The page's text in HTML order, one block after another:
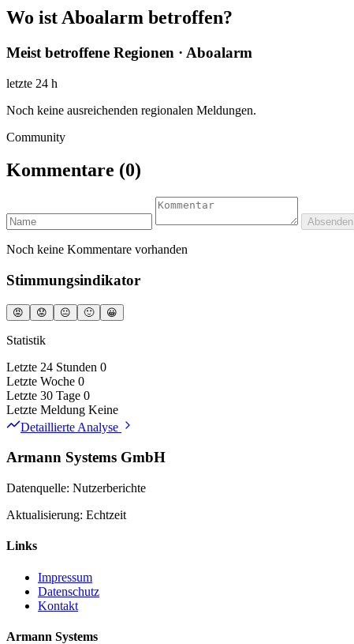
Wo ist Aboalarm betroffen?
Meist betroffene Regionen · Aboalarm
letzte 24 h
Noch keine ausreichenden regionalen Meldungen.
Community
Kommentare (0)
Absenden
Noch keine Kommentare vorhanden
Stimmungsindikator
😡 😟 😐 🙂 😀
Statistik
Letzte 24 Stunden 0
Letzte Woche 0
Letzte 30 Tage 0
Letzte Meldung Keine
Detaillierte Analyse
Armann Systems GmbH
Datenquelle: Nutzerberichte
Aktualisierung: Echtzeit
Links
Impressum
Datenschutz
Kontakt
Armann Systems